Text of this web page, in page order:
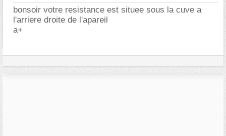
bonsoir votre resistance est situee sous la cuve a
l'arriere droite de l'apareil
a+